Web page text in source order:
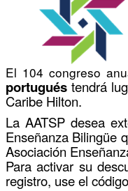
El 104 congreso
portuguéstendrá
Caribe Hilton.
La AATSP desea
Enseñanza Bilingüe
Asociación
Para activar su
registro, use el